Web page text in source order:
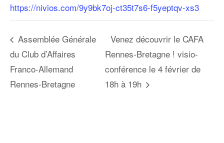
https://nivios.com/9y9bk7oj-ct35t7s6-f5yeptqv-xs3
Assemblée Générale
du Club d’Affaires
Franco-Allemand
Rennes-Bretagne
Venez découvrir le CAFA
Rennes-Bretagne ! visio-
conférence le 4 février de
18h à 19h